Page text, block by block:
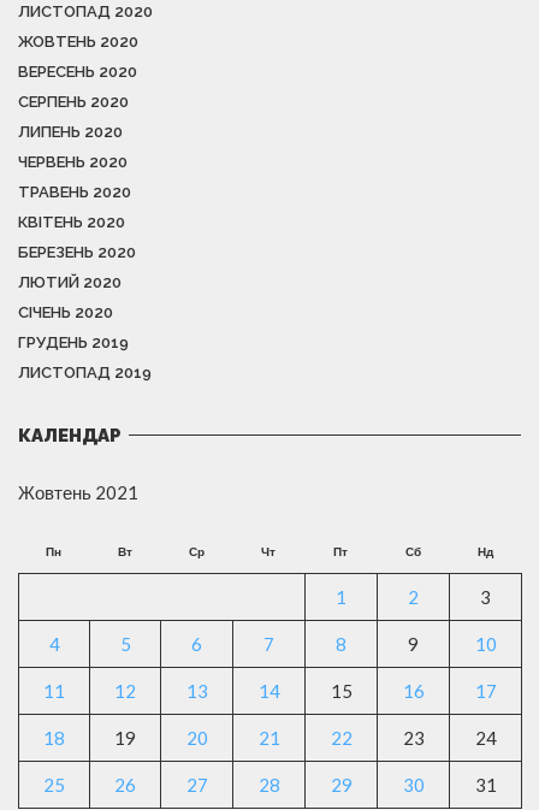
ЛИСТОПАД 2020
ЖОВТЕНЬ 2020
ВЕРЕСЕНЬ 2020
СЕРПЕНЬ 2020
ЛИПЕНЬ 2020
ЧЕРВЕНЬ 2020
ТРАВЕНЬ 2020
КВІТЕНЬ 2020
БЕРЕЗЕНЬ 2020
ЛЮТИЙ 2020
СІЧЕНЬ 2020
ГРУДЕНЬ 2019
ЛИСТОПАД 2019
КАЛЕНДАР
Жовтень 2021
Пн Вт Ср Чт Пт Сб Нд
1 2 3
4 5 6 7 8 9 10
11 12 13 14 15 16 17
18 19 20 21 22 23 24
25 26 27 28 29 30 31